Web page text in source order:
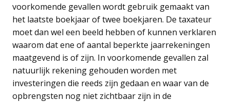
voorkomende gevallen wordt gebruik gemaakt van
het laatste boekjaar of twee boekjaren. De taxateur
moet dan wel een beeld hebben of kunnen verklaren
waarom dat ene of aantal beperkte jaarrekeningen
maatgevend is of zijn. In voorkomende gevallen zal
natuurlijk rekening gehouden worden met
investeringen die reeds zijn gedaan en waar van de
opbrengsten nog niet zichtbaar zijn in de